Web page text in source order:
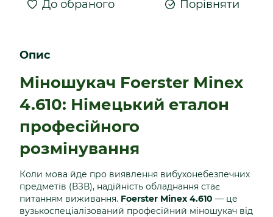
До обраного Порівняти
Опис
Міношукач Foerster Minex
4.610: Німецький еталон
професійного
розмінування
Коли мова йде про виявлення вибухонебезпечних
предметів (ВЗВ), надійність обладнання стає
питанням виживання. Foerster Minex 4.610 — це
вузькоспеціалізований професійний міношукач від